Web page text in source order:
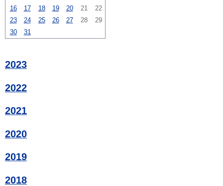
16
17 18 19 20 21
22
23
24 25 26 27 28
29
30
31
2023
2022
2021
2020
2019
2018